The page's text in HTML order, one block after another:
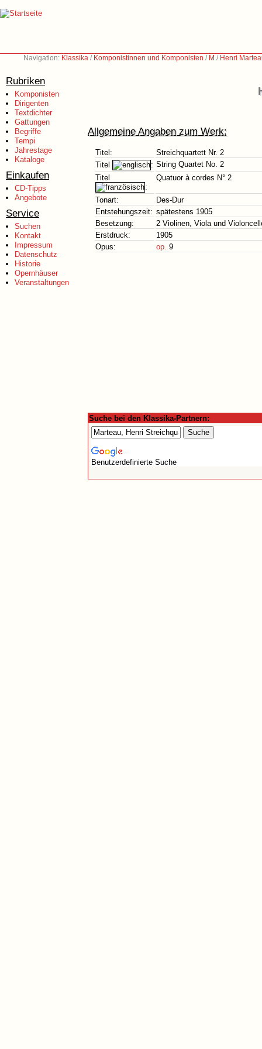
Navigation: Klassika / Komponistinnen und Komponisten / M / Henri
Rubriken
Komponisten
Dirigenten
Textdichter
Gattungen
Begriffe
Tempi
Jahrestage
Kataloge
Einkaufen
CD-Tipps
Angebote
Service
Suchen
Kontakt
Impressum
Datenschutz
Historie
Opernhäuser
Veranstaltungen
Allgemeine Angaben zum Werk:
Titel:
Streichquartett Nr. 2
Titel
: String Quartet No. 2
Titel
:
Quatuor à cordes N° 2
Tonart:
Des-Dur
Entstehungszeit: spätestens 1905
Besetzung:
2 Violinen, Viola und
Erstdruck:
1905
Opus:
op. 9
Suche bei den Klassika-Partnern:
Benutzerdefinierte Suche